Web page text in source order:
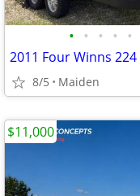
• • • • •
2011 Four Winns
8/5 Maiden
$11,000